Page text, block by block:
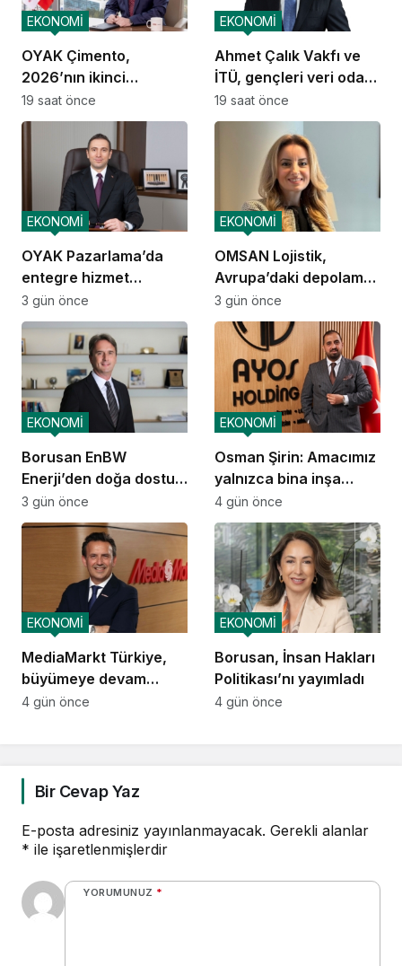
OYAK Çimento,
2026’nın ikinci
çeyreğinde olumlu
performansını
EKONOMİ
19 saat önce
Ahmet Çalık Vakfı ve
İTÜ, gençleri veri odaklı
geleceğe hazırlıyor
EKONOMİ
19 saat önce
OYAK Pazarlama’da
entegre hizmet
ekosistemi kuruluyor
EKONOMİ
3 gün önce
OMSAN Lojistik,
Avrupa’daki depolama
ve dağıtım
operasyonlarına
başladı
EKONOMİ
3 gün önce
Borusan EnBW
Enerji’den doğa dostu
proje
EKONOMİ
3 gün önce
Osman Şirin: Amacımız
yalnızca bina inşa
etmek değil,
yatırımcısına
kazandıracak yaşam
alanları üretmek
EKONOMİ
4 gün önce
MediaMarkt Türkiye,
büyümeye devam
ediyor
EKONOMİ
4 gün önce
Borusan, İnsan Hakları
Politikası’nı yayımladı
EKONOMİ
4 gün önce
Bir Cevap Yaz
E-posta adresiniz yayınlanmayacak. Gerekli alanlar
* ile işaretlenmişlerdir
YORUMUNUZ *